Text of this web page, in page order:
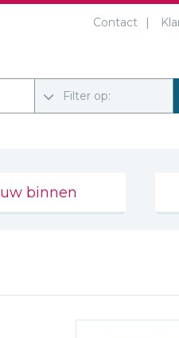
Contact
Filter op:
binnen